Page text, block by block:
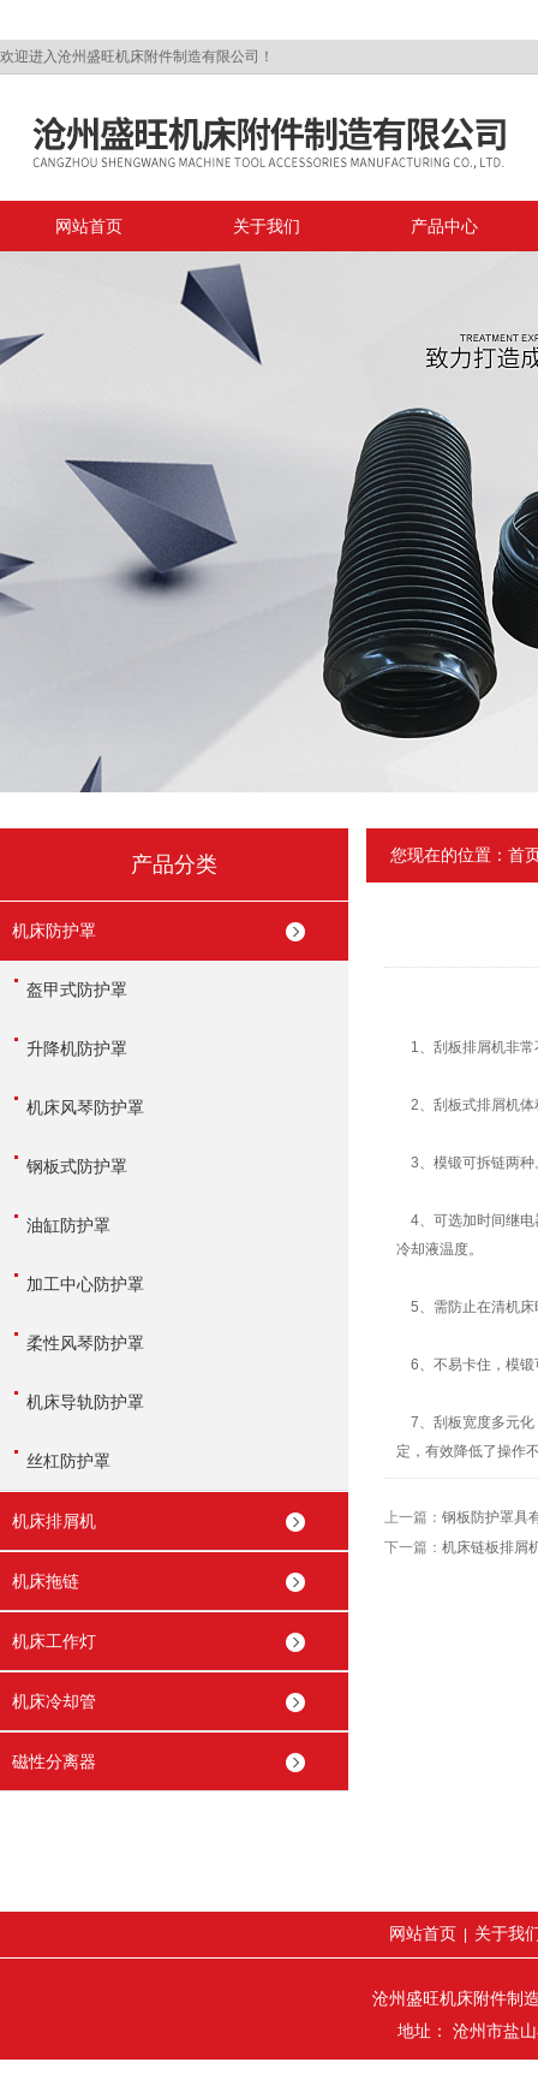
欢迎进入沧州盛旺机床附件制造有限公司！
网站首页 关于我们 产品中心
产品分类
机床防护罩
盔甲式防护罩
升降机防护罩
机床风琴防护罩
钢板式防护罩
油缸防护罩
加工中心防护罩
柔性风琴防护罩
机床导轨防护罩
丝杠防护罩
机床排屑机
机床拖链
机床工作灯
机床冷却管
磁性分离器
您现在的位置： 首
1、刮板排屑机非常
2、刮板式排屑机体
3、模锻可拆链两种
4、可选加时间继电
冷却液温度。
5、需防止在清机床
6、不易卡住，模锻
7、刮板宽度多元化
定，有效降低了操作
上一篇： 钢板防护罩具
下一篇： 机床链板排屑
网站首页 关于我
沧州盛旺机床附件制
地址： 沧州市盐